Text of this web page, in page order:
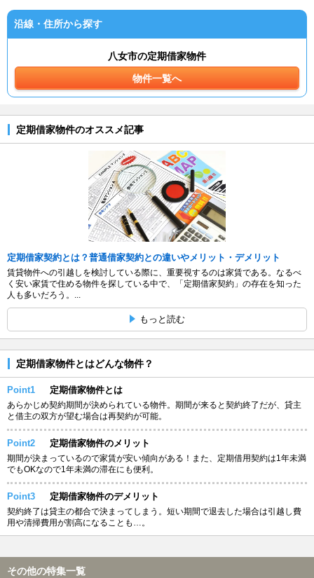
沿線・住所から探す
八女市の定期借家物件
物件一覧へ
定期借家物件のオススメ記事
定期借家契約とは？普通借家契約との違いやメリット・デメリット
賃貸物件への引越しを検討している際に、重要視するのは家賃である。なるべ
く安い家賃で住める物件を探している中で、「定期借家契約」の存在を知った
人も多いだろう。...
もっと読む
定期借家物件とはどんな物件？
Point1 定期借家物件とは
あらかじめ契約期間が決められている物件。期間が来ると契約終了だが、貸主
と借主の双方が望む場合は再契約が可能。
Point2 定期借家物件のメリット
期間が決まっているので家賃が安い傾向がある！また、定期借用契約は1年未満
でもOKなので1年未満の滞在にも便利。
Point3 定期借家物件のデメリット
契約終了は貸主の都合で決まってしまう。短い期間で退去した場合は引越し費
用や清掃費用が割高になることも…。
その他の特集一覧